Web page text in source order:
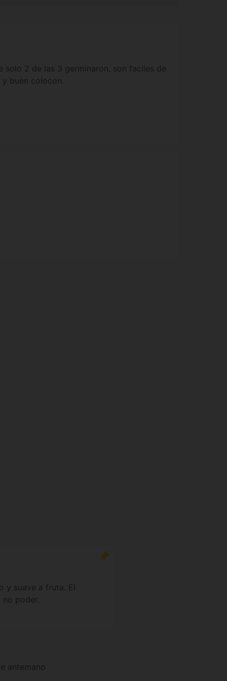
solo 2 de las 3 germinaron, son faciles de
buen colocon.
suave a fruta. El
poder.
antemano